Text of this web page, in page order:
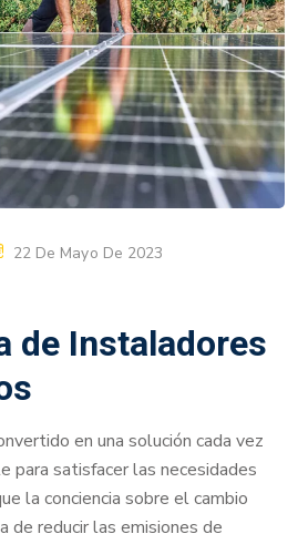
22 De Mayo De 2023
de Instaladores
en una solución cada vez
para satisfacer las necesidades
la conciencia sobre el cambio
de reducir las emisiones de